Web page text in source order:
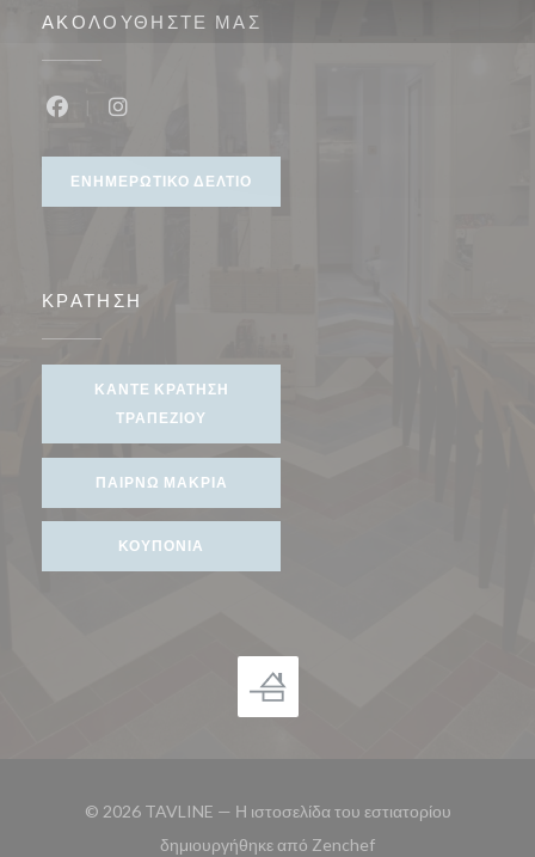
ΑΚΟΛΟΥΘΉΣΤΕ ΜΑΣ
ΕΝΗΜΕΡΩΤΙΚΌ ΔΕΛΤΊΟ
ΚΡΆΤΗΣΗ
ΚΆΝΤΕ ΚΡΆΤΗΣΗ
ΤΡΑΠΕΖΙΟΎ
ΠΑΊΡΝΩ ΜΑΚΡΙΆ
ΚΟΥΠΌΝΙΑ
© 2026 TAVLINE — Η ιστοσελίδα του εστιατορίου
δημιουργήθηκε από Zenchef((ανοίγει σε νέο